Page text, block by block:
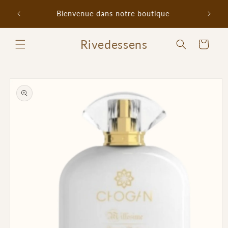
passer
contenu
Bienvenue dans notre boutique
Rivedessens Panier
informations
produits